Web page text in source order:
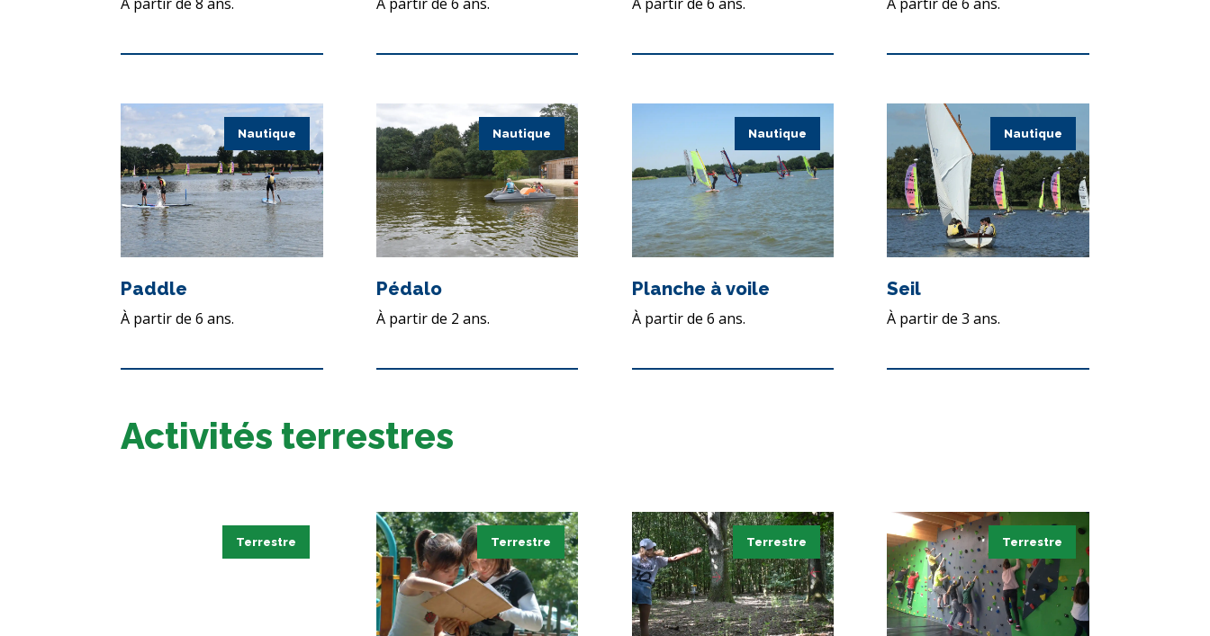
À partir de 8 ans. À partir de 6 ans. À partir de 6 ans. À partir de 6 ans.
Nautique
Paddle
À partir de 6 ans.
Nautique
Pédalo
À partir de 2 ans.
Nautique
Planche à voile
À partir de 6 ans.
Nautique
Seil
À partir de 3 ans.
Activités terrestres
Terrestre Terrestre Terrestre Terrestre